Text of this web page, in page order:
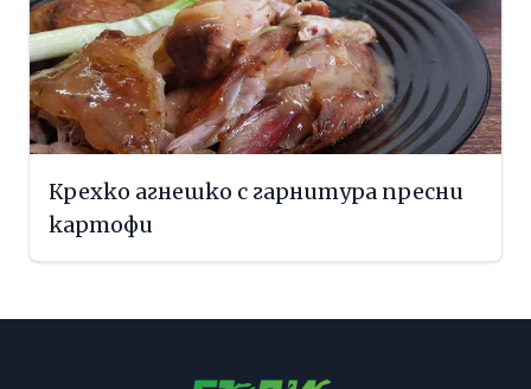
Крехко агнешко с гарнитура пресни
картофи